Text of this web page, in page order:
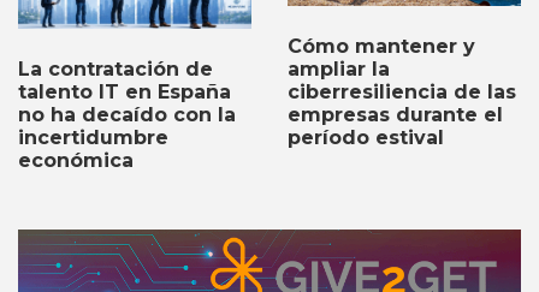
La contratación de
talento IT en España
no ha decaído con la
incertidumbre
económica
Cómo mantener y
ampliar la
ciberresiliencia de las
empresas durante el
período estival